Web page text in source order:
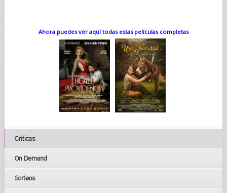
Ahora puedes ver aquí todas estas películas completas
Críticas
On Demand
Sorteos